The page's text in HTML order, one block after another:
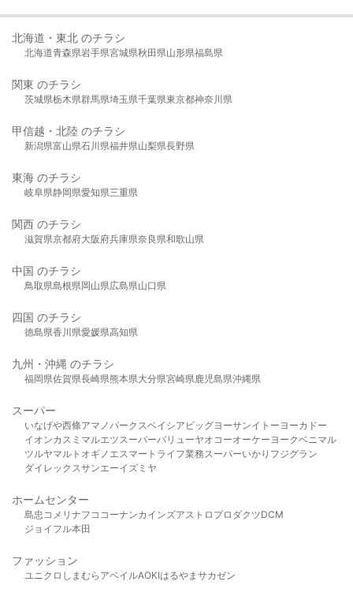
北海道・東北 のチラシ
北海道青森県岩手県宮城県秋田県山形県福島県
関東 のチラシ
茨城県栃木県群馬県埼玉県千葉県東京都神奈川県
甲信越・北陸 のチラシ
新潟県富山県石川県福井県山梨県長野県
東海 のチラシ
岐阜県静岡県愛知県三重県
関西 のチラシ
滋賀県京都府大阪府兵庫県奈良県和歌山県
中国 のチラシ
鳥取県島根県岡山県広島県山口県
四国 のチラシ
徳島県香川県愛媛県高知県
九州・沖縄 のチラシ
福岡県佐賀県長崎県熊本県大分県宮崎県鹿児島県沖縄県
スーパー
いなげや西條アマノパークスベイシア ビッグヨーサンイトーヨーカドー
イオンカスミ マルエツスーパーバリューヤオコーオーケー ヨークベニマル
ツルヤマルト オギノ エスマート ライフ業務スーパーいかり フジグラン
ダイレックスサンエーイズミヤ
ホームセンター
島忠 コメリ ナフコ コーナンカインズアストロプロダクツDCM
ジョイフル本田
ファッション
ユニクロ しまむら アベイルAOKIはるやま サカゼン